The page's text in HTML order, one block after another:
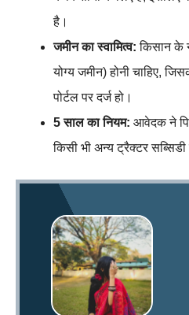
है।
जमीन का स्वामित्व: किसान के
योग्य जमीन) होनी चाहिए,
पोर्टल पर दर्ज हो।
5 साल का नियम: आवेदक ने
किसी भी अन्य ट्रैक्टर